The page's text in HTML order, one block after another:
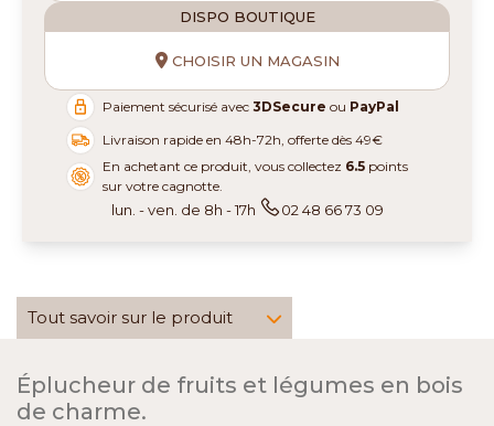
DISPO BOUTIQUE
CHOISIR UN MAGASIN
Paiement sécurisé avec3DSecure ou PayPal
Livraison rapide en 48h-72h, offerte dès 49€
En achetant ce produit, vous collectez 6.5 points
sur votre cagnotte.
lun. - ven. de 8h - 17h 02 48 66 73 09
Tout savoir sur le produit
Éplucheur de fruits et légumes en bois
de charme.